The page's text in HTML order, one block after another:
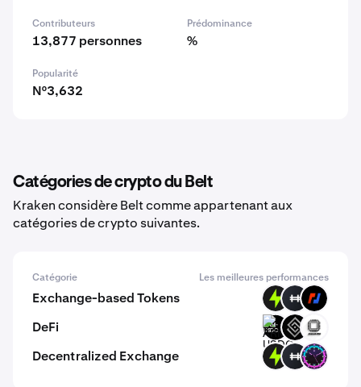
Contributeurs
13,877 personnes
Prédominance
%
Popularité
N°3,632
Catégories de crypto du Belt
Kraken considère Belt comme appartenant aux
catégories de crypto suivantes.
Catégorie Les meilleures performances
Exchange-based Tokens PTF HFT BMEX
DeFi ARM-
USDC DECT EVOP
Decentralized Exchange PTF HFT TONI